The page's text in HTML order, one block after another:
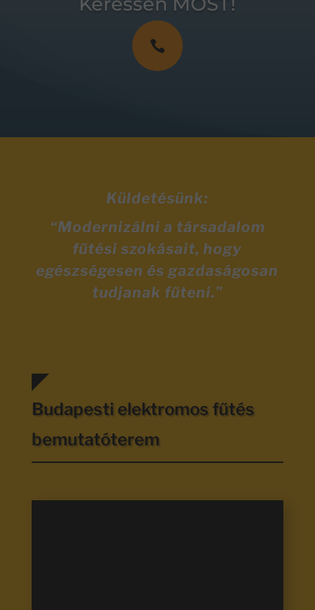

Küldetésünk:
“Modernizálni a társadalom
fűtési szokásait, hogy
egészségesen és gazdaságosan
tudjanak fűteni.”
Budapesti elektromos fűtés
bemutatóterem